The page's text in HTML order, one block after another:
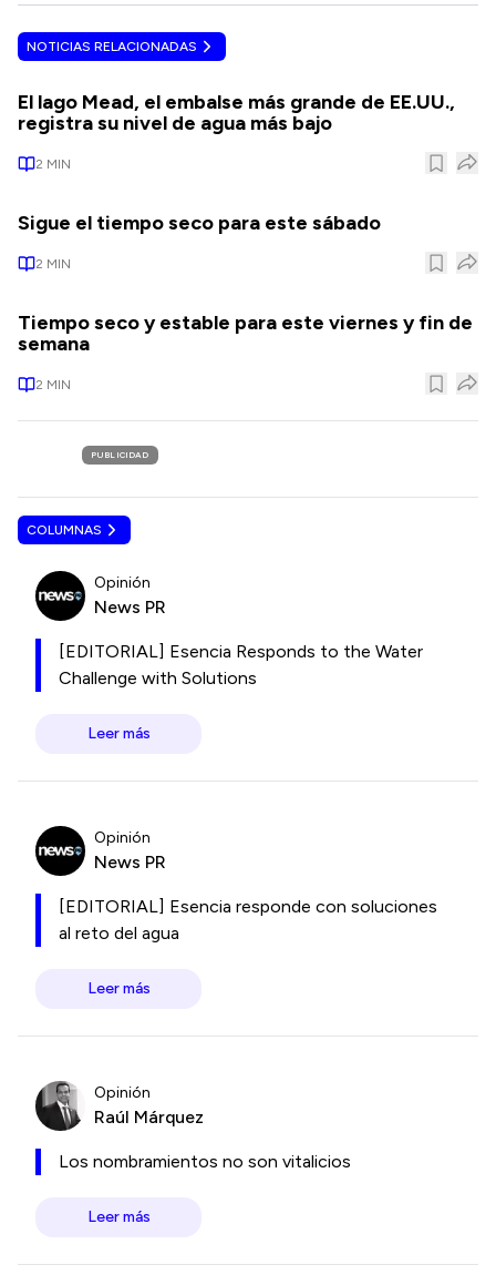
NOTICIAS RELACIONADAS
El lago Mead, el embalse más grande de EE.UU.,
registra su nivel de agua más bajo
2 MIN
Sigue el tiempo seco para este sábado
2 MIN
Tiempo seco y estable para este viernes y fin de
semana
2 MIN
PUBLICIDAD
COLUMNAS
Opinión
News PR
[EDITORIAL] Esencia Responds to the Water
Challenge with Solutions
Leer más
Opinión
News PR
[EDITORIAL] Esencia responde con soluciones
al reto del agua
Leer más
Opinión
Raúl Márquez
Los nombramientos no son vitalicios
Leer más